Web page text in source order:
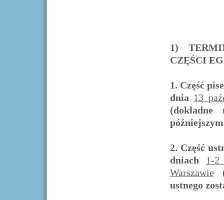
1)
CZĘŚCI
1. Część
dnia 13
2. Część
dniach
1-
Warszawie
ustnego